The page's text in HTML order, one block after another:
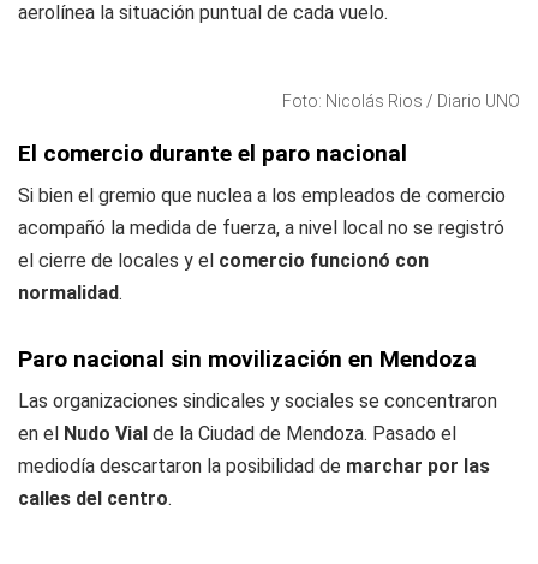
aerolínea la situación puntual de cada vuelo.
Foto: Nicolás Rios / Diario UNO
El comercio durante el paro nacional
Si bien el gremio que nuclea a los empleados de comercio
acompañó la medida de fuerza, a nivel local no se registró
el cierre de locales y el comercio funcionó con
normalidad.
Paro nacional sin movilización en Mendoza
Las organizaciones sindicales y sociales se concentraron
en el Nudo Vial de la Ciudad de Mendoza. Pasado el
mediodía descartaron la posibilidad de marchar por las
calles del centro.